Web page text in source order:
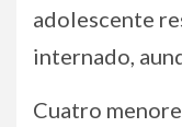
adolescente
internado,
Cuatro